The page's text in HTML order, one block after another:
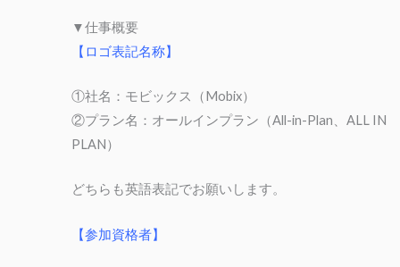
▼仕事概要
【ロゴ表記名称】
①社名：モビックス（Mobix）
②プラン名：オールインプラン（All-in-Plan、ALL IN
PLAN）
どちらも英語表記でお願いします。
【参加資格者】